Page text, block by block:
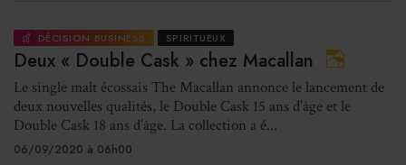
DÉCISION BUSINESS SPIRITUEUX
Deux « Double Cask » chez Macallan
Le single malt écossais The Macallan annonce le lancement de
deux nouvelles qualités, le Double Cask 15 ans d’âge et le
Double Cask 18 ans d’âge. La collection a é...
06/09/2020 à 06h00